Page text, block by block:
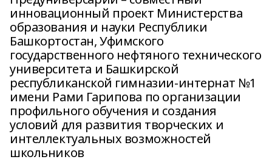
инновационный проект Министерства
образования и науки Республики
Башкортостан, Уфимского
государственного нефтяного технического
университета и Башкирской
республиканской гимназии-интернат №1
имени Рами Гарипова по организации
профильного обучения и создания
условий для развития творческих и
интеллектуальных возможностей
школьников